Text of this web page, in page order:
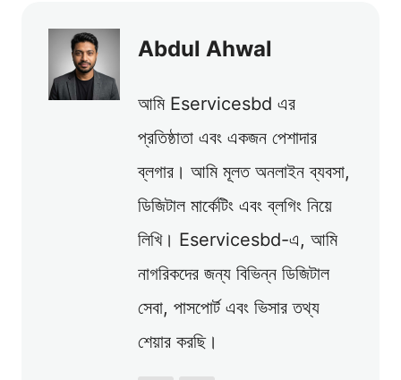
Abdul Ahwal
আমি Eservicesbd এর
প্রতিষ্ঠাতা এবং একজন পেশাদার
ব্লগার। আমি মূলত অনলাইন ব্যবসা,
ডিজিটাল মার্কেটিং এবং ব্লগিং নিয়ে
লিখি। Eservicesbd-এ, আমি
নাগরিকদের জন্য বিভিন্ন ডিজিটাল
সেবা, পাসপোর্ট এবং ভিসার তথ্য
শেয়ার করছি।